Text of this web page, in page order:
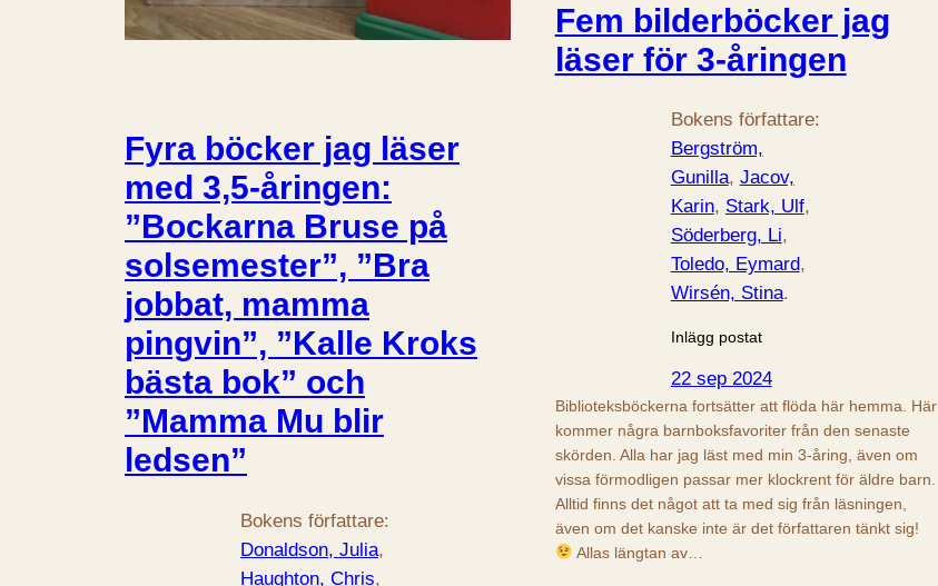
Fyra böcker jag läser
med 3,5-åringen:
”Bockarna Bruse på
solsemester”, ”Bra
jobbat, mamma
pingvin”, ”Kalle Kroks
bästa bok” och
”Mamma Mu blir
ledsen”
Bokens författare:
Donaldson, Julia
Haughton, Chris
Fem bilderböcker jag
läser för 3-åringen
Bokens författare:
Bergström,
Gunilla, Jacov,
Karin, Stark, Ulf
Söderberg, Li
Toledo, Eymard
Wirsén, Stina.
Inlägg postat
22 sep 2024
Biblioteksböckerna fortsätter att flöda här hemma. Här
kommer några barnboksfavoriter från den senaste
skörden. Alla har jag läst med min 3-åring, även om
vissa förmodligen passar mer klockrent för äldre barn.
Alltid finns det något att ta med sig från läsningen,
även om det kanske inte är det författaren tänkt sig!
Allas längtan av…